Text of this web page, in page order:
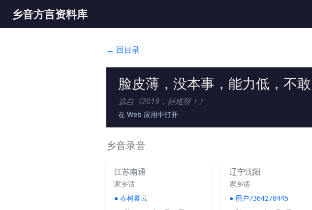
乡音方言资料库
← 回目录
脸皮薄，没本事，能力低，不
选自《2019，好难呀！ 》
在 Web 应用中打开
乡音录音
江苏南通
家乡话
● 春树暮云
辽宁沈阳
家乡话
● 用户7364278445